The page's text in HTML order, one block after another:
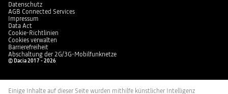
Datenschutz
AGB Connected Services
Impressum
Data Act
Cookie-Richtlinien
Cookies verwalten
Barrierefreiheit
Abschaltung der 2G/3G-Mobilfunknetze
© Dacia 2017 - 2026
Einige Inhalte auf dieser Seite wurden mithilfe künstlicher Intelligenz